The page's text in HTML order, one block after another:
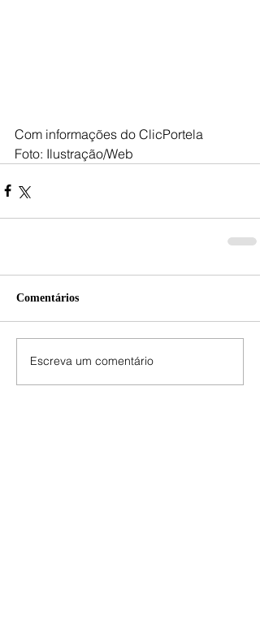
Com informações do ClicPortela
Foto: Ilustração/Web
Comentários
Escreva um comentário